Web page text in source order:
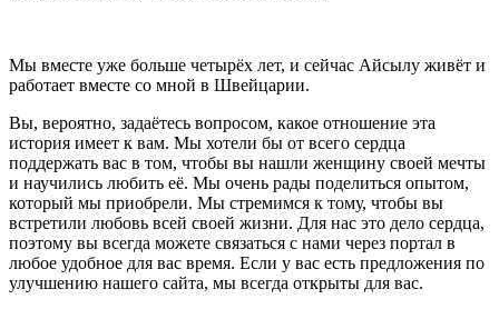
Мы вместе уже больше четырёх лет, и сейчас Айсылу живёт и
работает вместе со мной в Швейцарии.
Вы, вероятно, задаётесь вопросом, какое отношение эта
история имеет к вам. Мы хотели бы от всего сердца
поддержать вас в том, чтобы вы нашли женщину своей мечты
и научились любить её. Мы очень рады поделиться опытом,
который мы приобрели. Мы стремимся к тому, чтобы вы
встретили любовь всей своей жизни. Для нас это дело сердца,
поэтому вы всегда можете связаться с нами через портал в
любое удобное для вас время. Если у вас есть предложения по
улучшению нашего сайта, мы всегда открыты для вас.